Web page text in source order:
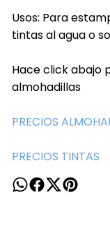
Usos: Para
tintas al agua o
Hace click abajo
almohadillas
PRECIOS
PRECIOS TINTAS